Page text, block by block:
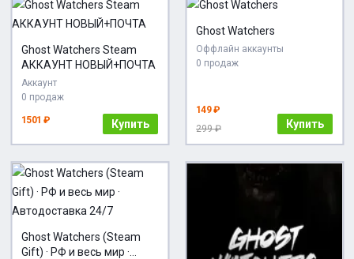
Ghost Watchers Steam
АККАУНТ НОВЫЙ+ПОЧТА
Аккаунт
0 продаж
1501 ₽ Купить
Ghost Watchers
Оффлайн аккаунты
0 продаж
149 ₽
299 ₽
Купить
Ghost Watchers (Steam
Gift) · РФ и весь мир ·